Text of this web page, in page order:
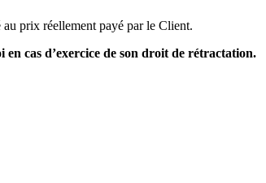
prix réellement payé par le Client.
cas d’exercice de son droit de rétractation.